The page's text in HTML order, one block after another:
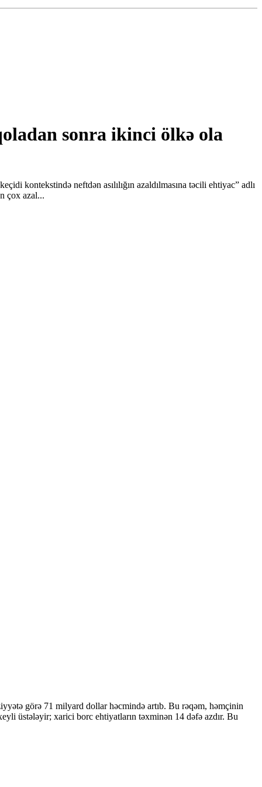
sonra ikinci ölkə ola
kontekstində neftdən asılılığın azaldılmasına təcili ehtiyac” adlı
çox azal...
görə 71 milyard dollar həcmində artıb. Bu rəqəm, həmçinin
üstələyir; xarici borc ehtiyatların təxminən 14 dəfə azdır. Bu